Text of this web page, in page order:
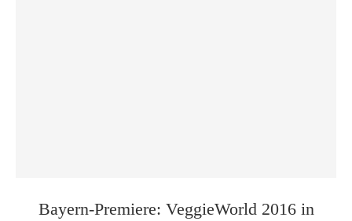
Bayern-Premiere: VeggieWorld 2016 in